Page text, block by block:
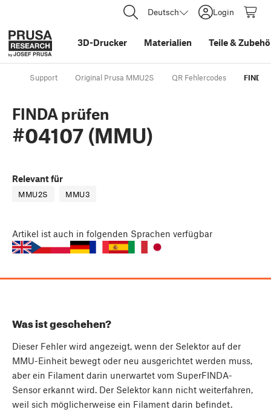
Deutsch Login
3D-Drucker Materialien Teile&
Support Original Prusa MMU2S QR Fehlercodes FINDA
FINDA prüfen
#04107 (MMU)
Relevant für
MMU2S MMU3
Artikel ist auch in folgenden Sprachen verfügbar
Was ist geschehen?
Dieser Fehler wird angezeigt, wenn der Selektor auf der
MMU-Einheit bewegt oder neu ausgerichtet werden muss,
aber ein Filament darin unerwartet vom SuperFINDA-
Sensor erkannt wird. Der Selektor kann nicht weiterfahren,
weil sich möglicherweise ein Filament darin befindet.